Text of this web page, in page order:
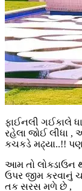
ફાઈનલી ગઈકાલે
રહેલા જોઈ લીધા ,
કચકડે મઢ્યા..!!
આમ તો લોક્ડાઉન
ઉપર જીમ કરવાનું
તક સરસ મળે છે ,